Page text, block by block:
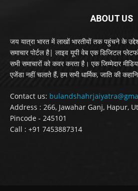
ABOUT US
जय यात्रा भारत में लाखों भारतीयों तक पहुंचने के
समाचार पोर्टल है| लाइव यूपी वेब एक डिजिटल
सभी समाचारों को कवर करता है। एक जिम्मेदार
एजेंडा नहीं चलाते हैं, हम सभी धार्मिक, जाति की
Contact us:
Address : 266, Jawahar Ganj, Hapur,
Pincode - 245101
Call : +91 7453887314